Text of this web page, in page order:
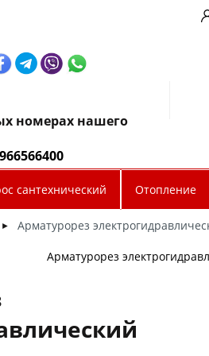
номерах нашего
сантехнический Отопление
► Арматурорез
Арматурорез